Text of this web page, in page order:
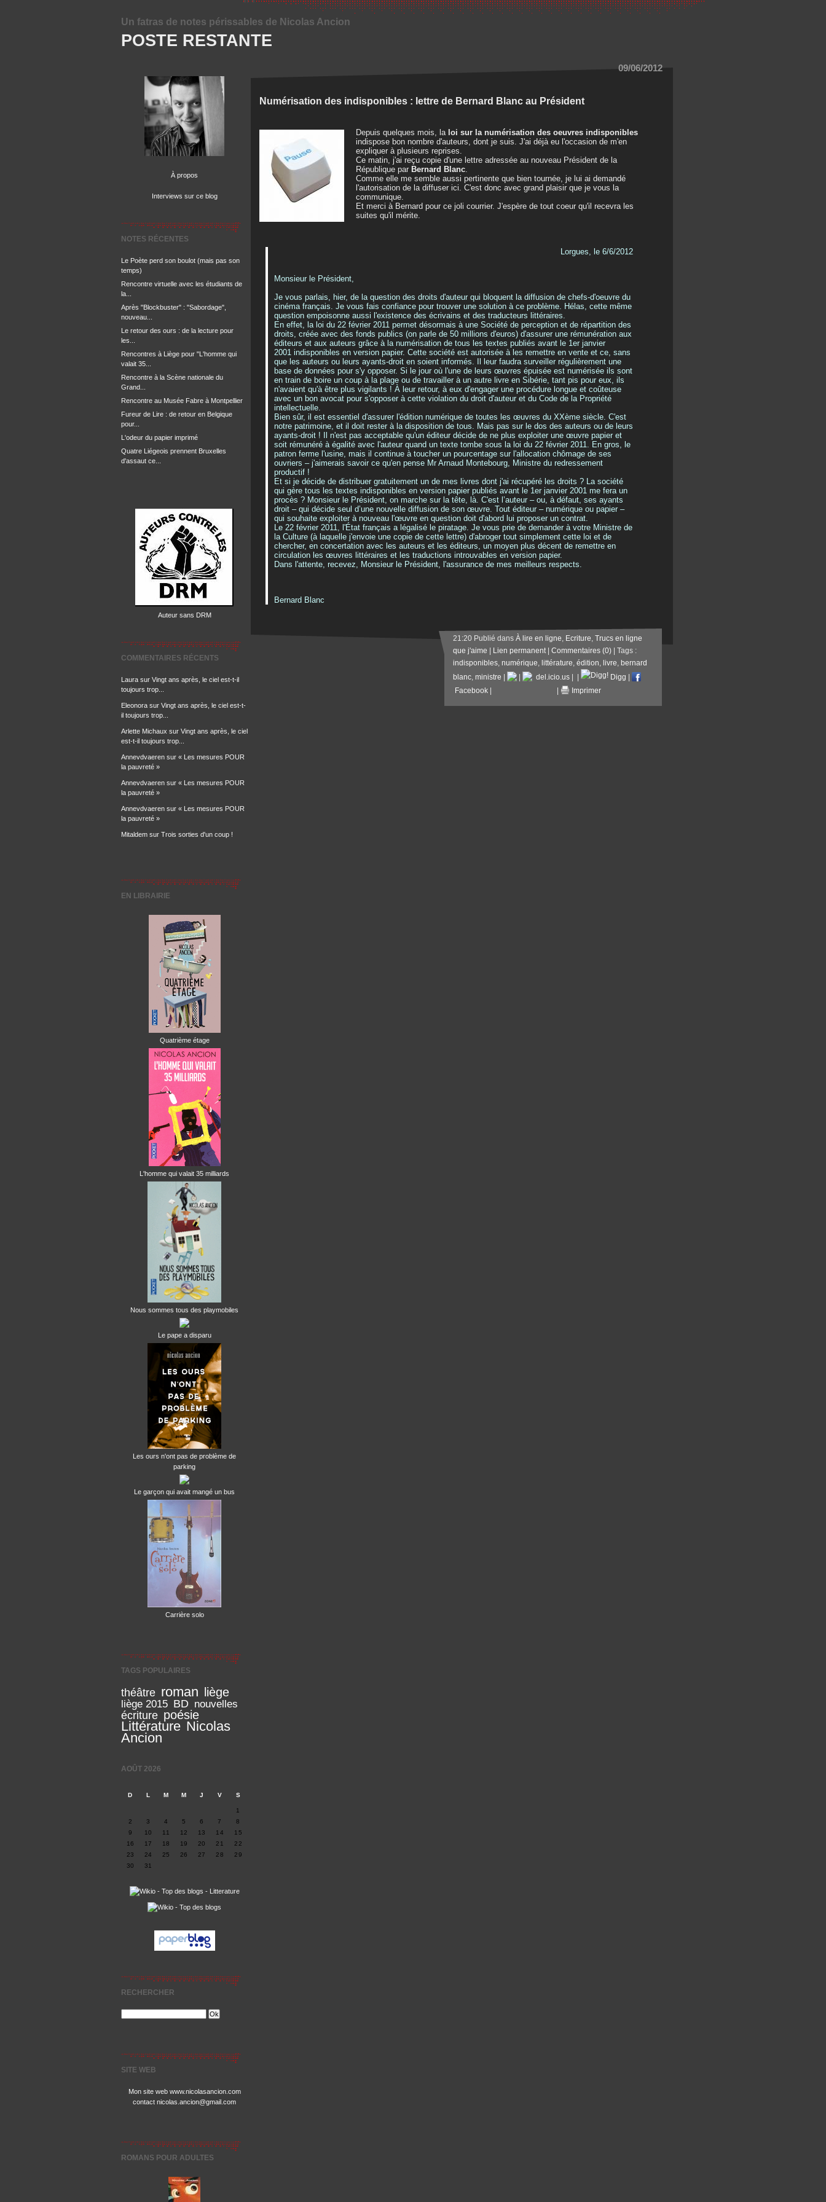
POSTE RESTANTE
Un fatras de notes périssables de Nicolas Ancion
À propos
Interviews sur ce blog
NOTES RÉCENTES
Le Poète perd son boulot (mais pas son
temps)
Rencontre virtuelle avec les étudiants de
la...
Après "Blockbuster" : "Sabordage",
nouveau...
Le retour des ours : de la lecture pour
les...
Rencontres à Liège pour "L'homme qui
valait 35...
Rencontre à la Scène nationale du
Grand...
Rencontre au Musée Fabre à Montpellier
Fureur de Lire : de retour en Belgique
pour...
L'odeur du papier imprimé
Quatre Liégeois prennent Bruxelles
d'assaut ce...
Auteur sans DRM
COMMENTAIRES RÉCENTS
Laura sur Vingt ans après, le ciel est-t-il
toujours trop...
Eleonora sur Vingt ans après, le ciel est-t-
il toujours trop...
Arlette Michaux sur Vingt ans après, le ciel
est-t-il toujours trop...
Annevdvaeren sur « Les mesures POUR
la pauvreté »
Annevdvaeren sur « Les mesures POUR
la pauvreté »
Annevdvaeren sur « Les mesures POUR
la pauvreté »
Mitaldem sur Trois sorties d'un coup !
EN LIBRAIRIE
Quatrième étage
L'homme qui valait 35 milliards
Nous sommes tous des playmobiles
Le pape a disparu
Les ours n'ont pas de problème de
parking
Le garçon qui avait mangé un bus
Carrière solo
TAGS POPULAIRES
théâtre roman liège
liège 2015 BD nouvelles
écriture poésie
Littérature Nicolas
Ancion
AOÛT 2026
D L M M J V S
1
2
3 4 5 6 7
8
9
10 11 12 13 14
15
16
17 18 19 20 21
22
23
24 25 26 27 28
29
30
31
RECHERCHER
SITE WEB
Mon site web www.nicolasancion.com
contact nicolas.ancion@gmail.com
ROMANS POUR ADULTES
09/06/2012
Numérisation des indisponibles : lettre de Bernard Blanc au Président
Depuis quelques mois, la loi sur la numérisation des oeuvres indisponibles
indispose bon nombre d'auteurs, dont je suis. J'ai déjà eu l'occasion de m'en
expliquer à plusieurs reprises.
Ce matin, j'ai reçu copie d'une lettre adressée au nouveau Président de la
République par Bernard Blanc.
Comme elle me semble aussi pertinente que bien tournée, je lui ai demandé
l'autorisation de la diffuser ici. C'est donc avec grand plaisir que je vous la
communique.
Et merci à Bernard pour ce joli courrier. J'espère de tout coeur qu'il recevra les
suites qu'il mérite.
Lorgues, le 6/6/2012
Monsieur le Président,
Je vous parlais, hier, de la question des droits d'auteur qui bloquent la diffusion de chefs-d'oeuvre du
cinéma français. Je vous fais confiance pour trouver une solution à ce problème. Hélas, cette même
question empoisonne aussi l'existence des écrivains et des traducteurs littéraires.
En effet, la loi du 22 février 2011 permet désormais à une Société de perception et de répartition des
droits, créée avec des fonds publics (on parle de 50 millions d'euros) d'assurer une rémunération aux
éditeurs et aux auteurs grâce à la numérisation de tous les textes publiés avant le 1er janvier
2001 indisponibles en version papier. Cette société est autorisée à les remettre en vente et ce, sans
que les auteurs ou leurs ayants-droit en soient informés. Il leur faudra surveiller régulièrement une
base de données pour s'y opposer. Si le jour où l'une de leurs œuvres épuisée est numérisée ils sont
en train de boire un coup à la plage ou de travailler à un autre livre en Sibérie, tant pis pour eux, ils
n'avaient qu'à être plus vigilants ! À leur retour, à eux d'engager une procédure longue et coûteuse
avec un bon avocat pour s'opposer à cette violation du droit d'auteur et du Code de la Propriété
intellectuelle.
Bien sûr, il est essentiel d'assurer l'édition numérique de toutes les œuvres du XXème siècle. C'est
notre patrimoine, et il doit rester à la disposition de tous. Mais pas sur le dos des auteurs ou de leurs
ayants-droit ! Il n'est pas acceptable qu'un éditeur décide de ne plus exploiter une œuvre papier et
soit rémunéré à égalité avec l'auteur quand un texte tombe sous la loi du 22 février 2011. En gros, le
patron ferme l'usine, mais il continue à toucher un pourcentage sur l'allocation chômage de ses
ouvriers – j'aimerais savoir ce qu'en pense Mr Arnaud Montebourg, Ministre du redressement
productif !
Et si je décide de distribuer gratuitement un de mes livres dont j'ai récupéré les droits ? La société
qui gère tous les textes indisponibles en version papier publiés avant le 1er janvier 2001 me fera un
procès ? Monsieur le Président, on marche sur la tête, là. C'est l’auteur – ou, à défaut, ses ayants
droit – qui décide seul d’une nouvelle diffusion de son œuvre. Tout éditeur – numérique ou papier –
qui souhaite exploiter à nouveau l'œuvre en question doit d'abord lui proposer un contrat.
Le 22 février 2011, l'État français a légalisé le piratage. Je vous prie de demander à votre Ministre de
la Culture (à laquelle j'envoie une copie de cette lettre) d'abroger tout simplement cette loi et de
chercher, en concertation avec les auteurs et les éditeurs, un moyen plus décent de remettre en
circulation les œuvres littéraires et les traductions introuvables en version papier.
Dans l'attente, recevez, Monsieur le Président, l'assurance de mes meilleurs respects.
Bernard Blanc
21:20 Publié dans À lire en ligne, Ecriture, Trucs en ligne
que j'aime
Lien permanent| Commentaires (0) | Tags :
indisponibles, numérique, littérature, édition, livre, bernard
blanc, ministre del.icio.us Digg
Facebook
Imprimer